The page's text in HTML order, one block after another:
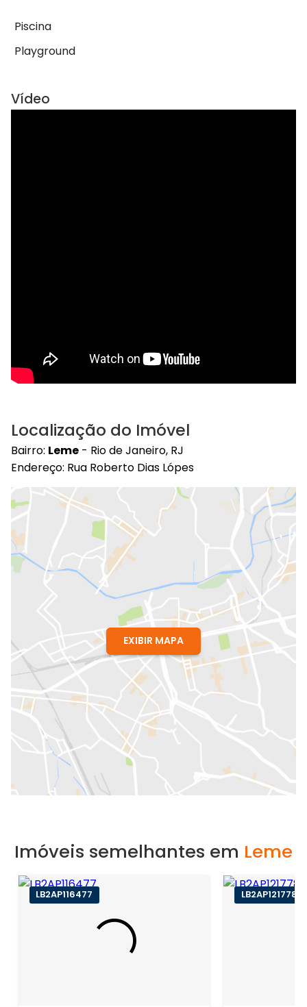
Piscina
Playground
Vídeo
Localização do Imóvel
Bairro: Leme - Rio de Janeiro, RJ
Endereço: Rua Roberto Dias Lópes
EXIBIR MAPA
Imóveis semelhantes em Leme
LB2AP116477 LB2AP121778